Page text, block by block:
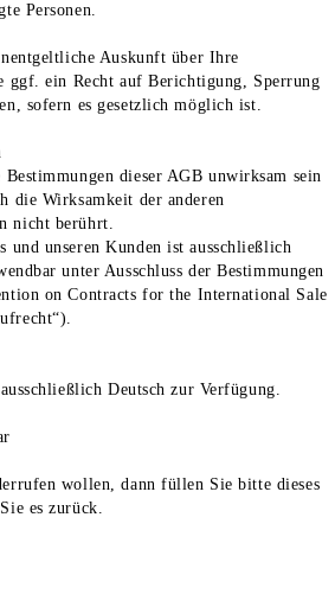
Personen.
Auskunft über Ihre
ggf. ein Recht auf Berichtigung, Sperrung
sofern es gesetzlich möglich ist.
dieser AGB unwirksam sein
die Wirksamkeit der anderen
nicht berührt.
und unseren Kunden ist ausschließlich
unter Ausschluss der Bestimmungen
on Contracts for the International Sale
Deutsch zur Verfügung.
wollen, dann füllen Sie bitte dieses
es zurück.